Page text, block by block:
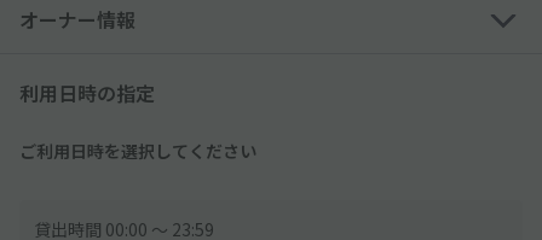
オーナー情報
利用日時の指定
ご利用日時を選択してください
貸出時間 00:00 〜 23:59